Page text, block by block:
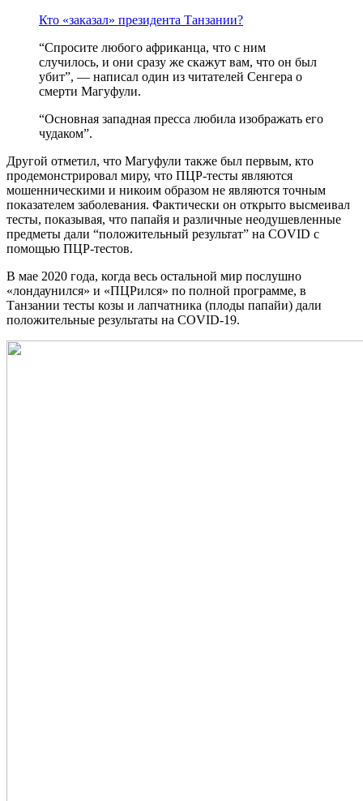
Кто «заказал» президента Танзании?
“Спросите любого африканца, что с ним
случилось, и они сразу же скажут вам, что он был
убит”, — написал один из читателей Сенгера о
смерти Магуфули.
“Основная западная пресса любила изображать его
чудаком”.
Другой отметил, что Магуфули также был первым, кто
продемонстрировал миру, что ПЦР-тесты являются
мошенническими и никоим образом не являются точным
показателем заболевания. Фактически он открыто высмеивал
тесты, показывая, что папайя и различные неодушевленные
предметы дали “положительный результат” на COVID с
помощью ПЦР-тестов.
В мае 2020 года, когда весь остальной мир послушно
«лондаунился» и «ПЦРился» по полной программе, в
Танзании тесты козы и лапчатника (плоды папайи) дали
положительные результаты на COVID-19.